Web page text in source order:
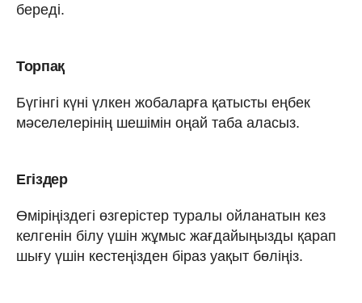
береді.
Торпақ
Бүгінгі күні үлкен жобаларға қатысты еңбек
мәселелерінің шешімін оңай таба аласыз.
Егіздер
Өміріңіздегі өзгерістер туралы ойланатын кез
келгенін білу үшін жұмыс жағдайыңызды қарап
шығу үшін кестеңізден біраз уақыт бөліңіз.